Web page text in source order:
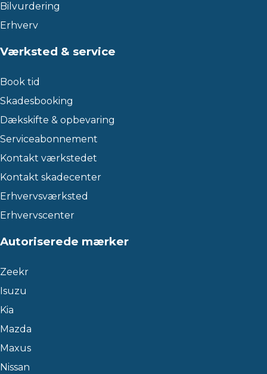
Bilvurdering
Erhverv
Værksted & service
Book tid
Skadesbooking
Dækskifte & opbevaring
Serviceabonnement
Kontakt værkstedet
Kontakt skadecenter
Erhvervsværksted
Erhvervscenter
Autoriserede mærker
Zeekr
Isuzu
Kia
Mazda
Maxus
Nissan